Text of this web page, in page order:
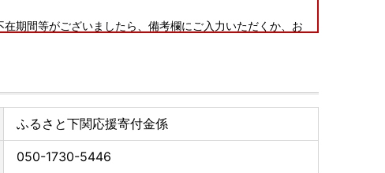
期間等がございましたら、備考欄にご入力いただくか、お
提供元事業者によっては対応いたしかねる可能性がござい
確認いただき、万が一不具合等がございましたら、大変お
ふるさと下関応援寄付金係
050-1730-5446